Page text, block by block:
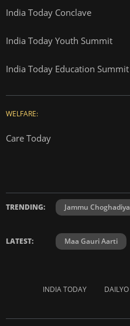
India Today Conclave
India Today Youth Summit
India Today Education Summit
WELFARE:
Care Today
TRENDING: Jammu Choghadiya
LATEST: Maa Gauri Aarti
INDIA TODAY DAILYO